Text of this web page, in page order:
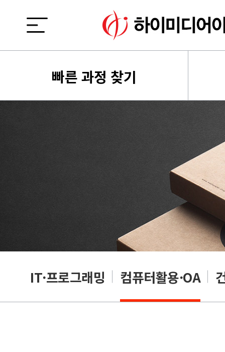
빠른 과정 찾기
IT·프로그래밍 컴퓨터활용·OA